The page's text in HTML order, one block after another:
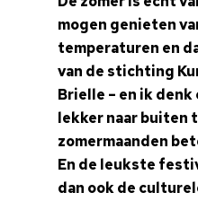
mogen genieten
temperaturen en
van de stichting
Brielle – en ik denk
lekker naar buiten
zomermaanden
En de leukste
dan ook de